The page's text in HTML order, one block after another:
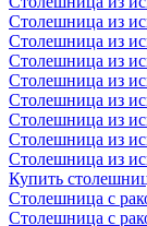
Столешница из
Столешница из
Столешница из
Столешница из
Столешница из
Столешница из
Столешница из
Столешница из
Купить
Столешница с
Столешница с